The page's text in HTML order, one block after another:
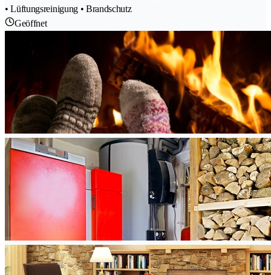
• Lüftungsreinigung • Brandschutz
Geöffnet